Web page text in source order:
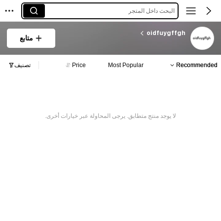
البحث داخل المتجر
oidfuygffgh
متابع
Recommended
Most Popular
Price تصنيف
لا يوجد منتج متطابق. يرجى المحاولة عبر خيارات أخرى.